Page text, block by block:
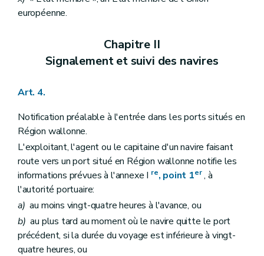
européenne.
Chapitre II
Signalement et suivi des navires
Art. 4.
Notification préalable à l'entrée dans les ports situés en
Région wallonne.
L'exploitant, l'agent ou le capitaine d'un navire faisant
route vers un port situé en Région wallonne notifie les
informations prévues à l'annexe I re, point 1er, à
l'autorité portuaire:
a) au moins vingt-quatre heures à l'avance, ou
b) au plus tard au moment où le navire quitte le port
précédent, si la durée du voyage est inférieure à vingt-
quatre heures, ou